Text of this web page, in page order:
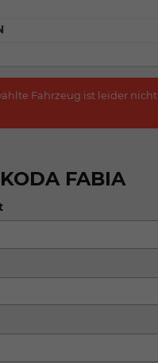
Fahrzeug ist leider nicht
FABIA